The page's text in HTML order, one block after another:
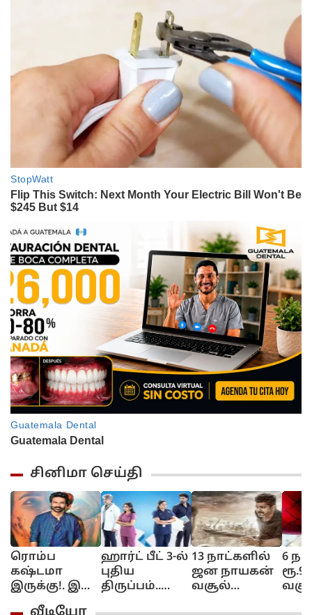
சினிமா செய்தி
ரொம்ப
கஷ்டமா
இருக்கு!. இது
உங்களுக்கு
ஹார்ட் பீட் 3-ல்
புதிய
திருப்பம்..
13 நாட்களில்
ஜன நாயகன்
வசூல்
6